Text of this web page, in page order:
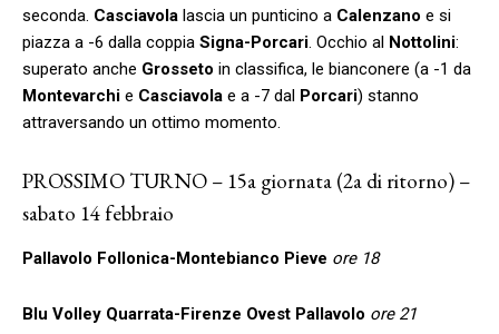
seconda. Casciavola lascia un punticino a Calenzano e si
piazza a -6 dalla coppia Signa-Porcari. Occhio al Nottolini:
superato anche Grosseto in classifica, le bianconere (a -1 da
Montevarchi e Casciavola e a -7 dal Porcari) stanno
attraversando un ottimo momento.
PROSSIMO TURNO – 15a giornata (2a di ritorno) –
sabato 14 febbraio
Pallavolo Follonica-Montebianco Pieve ore 18
Blu Volley Quarrata-Firenze Ovest Pallavolo ore 21